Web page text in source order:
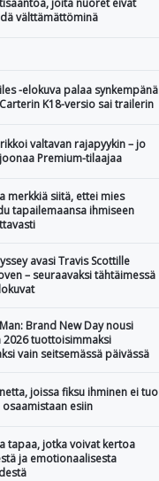
joita nuoret eivät
välttämättöminä
-elokuva palaa synkempänä
K18-versio sai trailerin
valtavan rajapyykin – jo
Premium-tilaajaa
merkkiä siitä, ettei mies
tapailemaansa ihmiseen
avasi Travis Scottille
– seuraavaksi tähtäimessä
Brand New Day nousi
2026 tuottoisimmaksi
vain seitsemässä päivässä
joissa fiksu ihminen ei tuo
osaamistaan esiin
tapaa, jotka voivat kertoa
ja emotionaalisesta